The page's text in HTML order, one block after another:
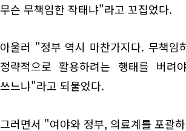
무슨 무책임한 작태냐"라고 꼬집었다.
아울러 "정부 역시 마찬가지다. 무책임
정략적으로 활용하려는 행태를 버
쓰느냐"라고 되물었다.
그러면서 "여야와 정부, 의료계를 포괄